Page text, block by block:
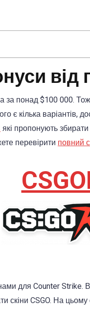
від
за понад $100 000.
є кілька варіантів,
які пропонують
перевірити повний
для Counter
CSGO. На цьому